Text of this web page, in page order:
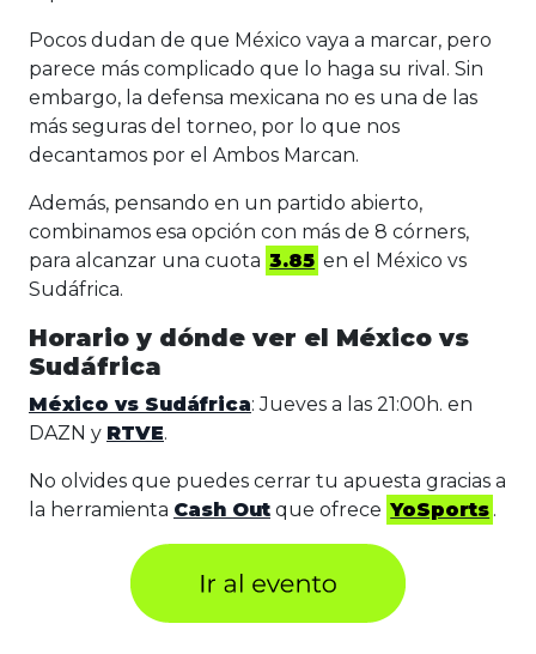
Pocos dudan de que México vaya a marcar, pero
parece más complicado que lo haga su rival. Sin
embargo, la defensa mexicana no es una de las
más seguras del torneo, por lo que nos
decantamos por el Ambos Marcan.
Además, pensando en un partido abierto,
combinamos esa opción con más de 8 córners,
para alcanzar una cuota 3.85 en el México vs
Sudáfrica.
Horario y dónde ver el México vs
Sudáfrica
México vs Sudáfrica: Jueves a las 21:00h. en
DAZN y RTVE.
No olvides que puedes cerrar tu apuesta gracias a
la herramienta Cash Out que ofrece YoSports .